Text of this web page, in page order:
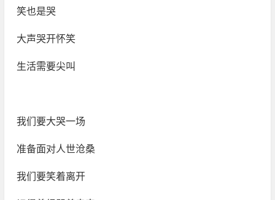
笑也是哭
大声哭开怀笑
生活需要尖叫
我们要大哭一场
准备面对人世沧桑
我们要笑着离开